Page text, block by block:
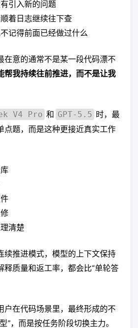
引入新的问题
着日志继续往下查
记得前面已经做过什么
在意的通常不是某一段代码漂不
帮我持续往前推进，而不是让我
V4 Pro 和 GPT-5.5 时，最
点题，而是这种更接近真实工作
清楚
续推进模式，模型的上下文保持
释质量和返工率，都会比“单轮答
户在代码场景里，最终形成的不
”，而是按任务阶段切换主力。